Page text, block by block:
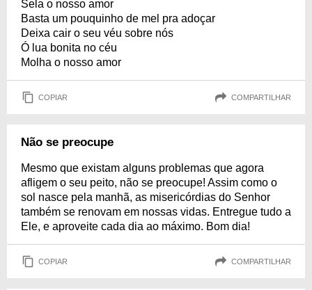
Sela o nosso amor
Basta um pouquinho de mel pra adoçar
Deixa cair o seu véu sobre nós
Ó lua bonita no céu
Molha o nosso amor
COPIAR COMPARTILHAR
Não se preocupe
Mesmo que existam alguns problemas que agora
afligem o seu peito, não se preocupe! Assim como o
sol nasce pela manhã, as misericórdias do Senhor
também se renovam em nossas vidas. Entregue tudo a
Ele, e aproveite cada dia ao máximo. Bom dia!
COPIAR COMPARTILHAR